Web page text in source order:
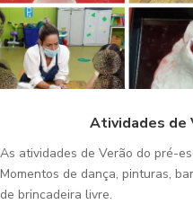
Atividades de
As atividades de Verão do pré-
Momentos de dança, pinturas,
de brincadeira livre.